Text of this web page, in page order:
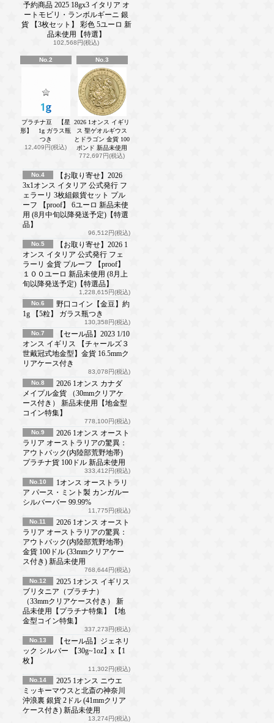
予約商品 2025 18gx3 イタリア オ
ートモビリ・ランボルギーニ 銀
貨 【3枚セット】 彩色 5ユーロ 新
品未使用【特選】
102,568円(税込)
No.2
プラチナ豆 【星
形】 1g ガラス瓶
つき
12,409円(税込)
No.3
2026 1オンス イギリ
ス 聖ゲオルギウス
とドラゴン 金貨 100
ポンド 新品未使用
772,697円(税込)
No.4
【お取り寄せ】2026
3x1オンス イタリア 公式発行 フ
ェラーリ 3枚組銀貨セット プル
ーフ 【proof】 6ユーロ 新品未使
用 (8月中旬以降発送予定)【特選
品】
96,512円(税込)
No.5
【お取り寄せ】2026 1
オンス イタリア 公式発行 フェ
ラーリ 金貨 プルーフ 【proof】
１００ユーロ 新品未使用 (8月上
旬以降発送予定)【特選品】
1,228,615円(税込)
No.6
野口コイン【金豆】約
1g 【5粒】 ガラス瓶つき
130,358円(税込)
No.7
【セール品】2023 1/10
オンス イギリス 【チャールズ３
世戴冠式地金型】金貨 16.5mmク
リアケース付き
83,078円(税込)
No.8
2026 1オンス カナダ
メイプル金貨 （30mmクリアケ
ース付き） 新品未使用【地金型
コイン特集】
778,100円(税込)
No.9
2026 1オンス オースト
ラリア オーストラリアの驚異：
アウトバック(内陸部荒野地帯)
プラチナ貨 100ドル 新品未使用
333,412円(税込)
No.10
1オンス オーストラリ
ア パース・ミント製 カンガルー
シルバーバー 99.99%
11,775円(税込)
No.11
2026 1オンス オースト
ラリア オーストラリアの驚異：
アウトバック(内陸部荒野地帯)
金貨 100ドル (33mmクリアケー
ス付き) 新品未使用
768,644円(税込)
No.12
2025 1オンス イギリス
ブリタニア（プラチナ）
（33mmクリアケース付き） 新
品未使用【プラチナ特集】【地
金型コイン特集】
337,273円(税込)
No.13
【セール品】ジェネリ
ック シルバー 【30g~1oz】x【1
枚】
11,302円(税込)
No.14
2025 1オンス ニウエ
ミッキーマウスと北斎の神奈川
沖浪裏 銀貨 2ドル (41mmクリア
ケース付き) 新品未使用
13,274円(税込)